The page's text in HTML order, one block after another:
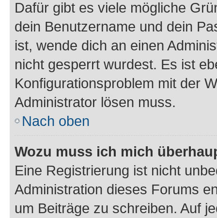
Dafür gibt es viele mögliche
dein Benutzername und dein
ist, wende dich an einen
nicht gesperrt wurdest. Es ist
Konfigurationsproblem mit der
Administrator lösen muss.
Nach oben
Wozu muss ich mich
Eine Registrierung ist nicht
Administration dieses Forums
um Beiträge zu schreiben. Auf